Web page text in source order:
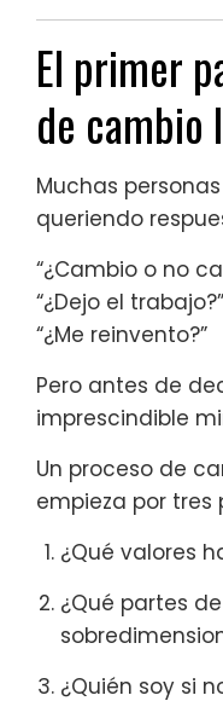
El primer
de cambio
Muchas
queriendo
“¿Cambio o no
“¿Dejo el trabajo?”
“¿Me reinvento?”
Pero antes de
imprescindible
Un proceso de
empieza por tres
¿Qué valores
¿Qué partes
¿Quién soy si